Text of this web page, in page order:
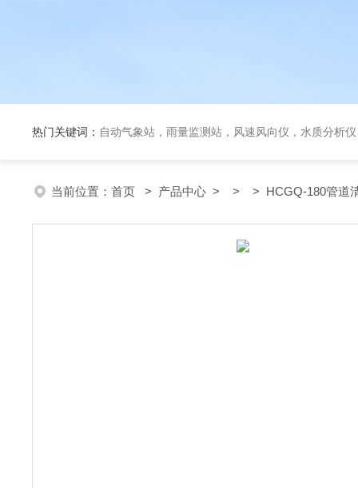
热门关键词： 自动气象站，雨量监测站，风速风向仪，水质分析
当前位置： 首页 > 产品中心 > > > HCGQ-180管道